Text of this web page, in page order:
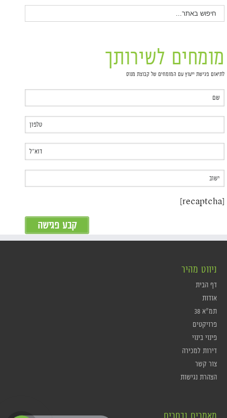
מומחים לשירותך
לתיאום פגישת ייעוץ עם המומחים של קבוצת מנוס
[recaptcha]
ניווט מהיר
דף הבית
אודות
תמ"א 38
פרויקטים
פינוי בינוי
דירות למכירה
צור קשר
הצהרת נגישות
מאמרים נבחרים